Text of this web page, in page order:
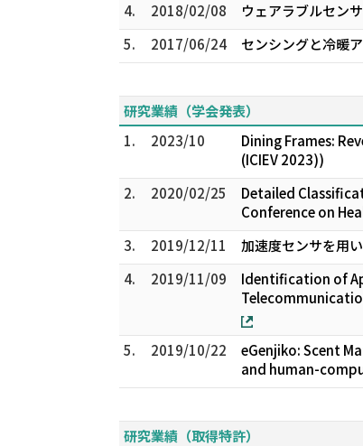
4.
2018/02/08
ウェアラブルセン
5.
2017/06/24
センシングと冷暖
研究業績（学会発表）
1.
2023/10
Dining Frames:
(ICIEV 2023))
2.
2020/02/25
Detailed
Conference on
3.
2019/12/11
加速度センサを用
4.
2019/11/09
Identification of
5. 2019/10/22
eGenjiko: Scent
and human-
研究業績（取得特許）